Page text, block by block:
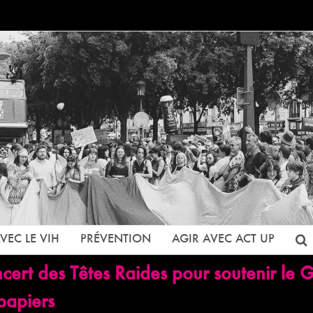
LE VIH PRÉVENTION AGIR AVEC ACT UP
des Têtes Raides pour soutenir le